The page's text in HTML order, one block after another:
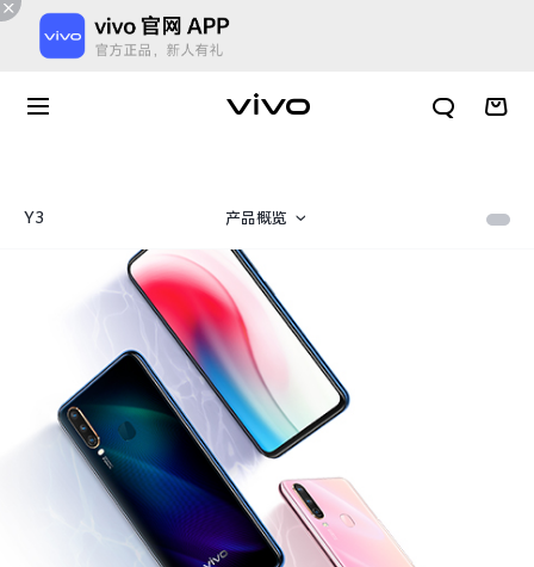
X300 E
S60 S60 元气版
Y3 产品概览
规格参数